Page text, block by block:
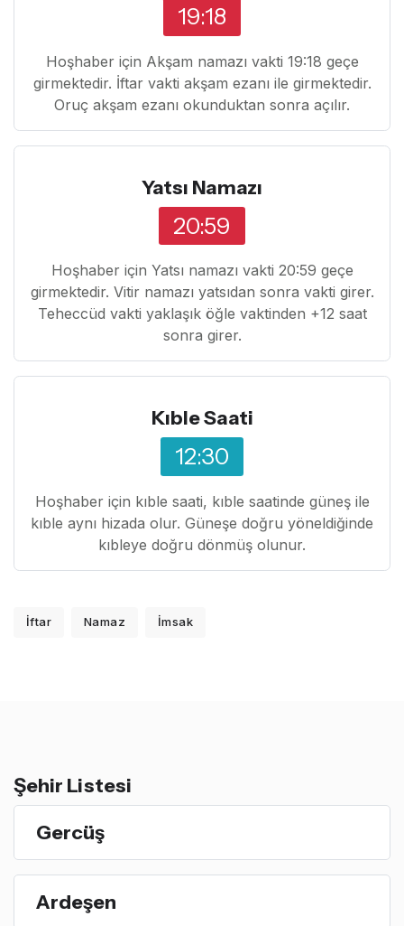
19:18
Hoşhaber için Akşam namazı vakti 19:18 geçe
girmektedir. İftar vakti akşam ezanı ile girmektedir.
Oruç akşam ezanı okunduktan sonra açılır.
Yatsı Namazı
20:59
Hoşhaber için Yatsı namazı vakti 20:59 geçe
girmektedir. Vitir namazı yatsıdan sonra vakti girer.
Teheccüd vakti yaklaşık öğle vaktinden +12 saat
sonra girer.
Kıble Saati
12:30
Hoşhaber için kıble saati, kıble saatinde güneş ile
kıble aynı hizada olur. Güneşe doğru yöneldiğinde
kıbleye doğru dönmüş olunur.
İftar Namaz İmsak
Şehir Listesi
Gercüş
Ardeşen